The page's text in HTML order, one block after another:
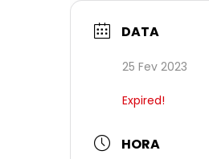
DATA
25 Fev 2023
Expired!
HORA